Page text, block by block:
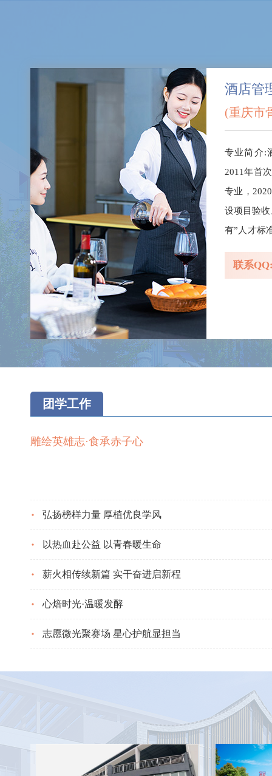
酒店管
(重庆市
专业简介:
2011年首
专业，
设项目验
有”人才标
注重学生
教师15人
先进单位。
联系
团学工作
雕绘英雄志·食承赤子心
弘扬榜样力量 厚植优良学风
以热血赴公益 以青春暖生命
薪火相传续新篇 实干奋进启新程
心焙时光·温暖发酵
志愿微光聚赛场 星心护航显担当